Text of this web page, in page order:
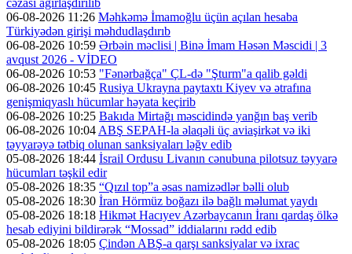
cəzası ağırlaşdırılıb
06-08-2026 11:26 Məhkəmə İmamoğlu üçün açılan hesaba
Türkiyədən girişi məhdudlaşdırıb
06-08-2026 10:59 Ərbəin məclisi | Binə İmam Həsən Məscidi | 3
avqust 2026 - VİDEO
06-08-2026 10:53 "Fənərbağça" ÇL-də "Şturm"a qalib gəldi
06-08-2026 10:45 Rusiya Ukrayna paytaxtı Kiyev və ətrafına
genişmiqyaslı hücumlar həyata keçirib
06-08-2026 10:25 Bakıda Mirtağı məscidində yanğın baş verib
06-08-2026 10:04 ABŞ SEPAH-la əlaqəli üç aviaşirkət və iki
təyyarəyə tətbiq olunan sanksiyaları ləğv edib
05-08-2026 18:44 İsrail Ordusu Livanın cənubuna pilotsuz təyyarə
hücumları təşkil edir
05-08-2026 18:35 “Qızıl top”a əsas namizədlər bəlli olub
05-08-2026 18:30 İran Hörmüz boğazı ilə bağlı məlumat yaydı
05-08-2026 18:18 Hikmət Hacıyev Azərbaycanın İranı qardaş ölkə
hesab ediyini bildirərək “Mossad” iddialarını rədd edib
05-08-2026 18:05 Çindən ABŞ-a qarşı sanksiyalar və ixrac